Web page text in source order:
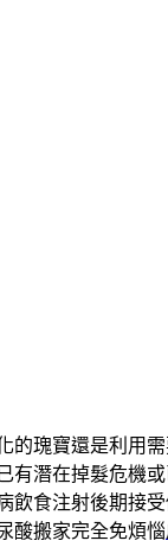
的瑰寶還是利用
有潛在掉髮危機
飲食注射後期接
酸搬家完全免煩惱